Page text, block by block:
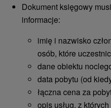
Dokument księgowy
informacje:
imię i nazwisko
osób, które
dane obiektu
data pobytu (od
łączna cena za
opis usług, z